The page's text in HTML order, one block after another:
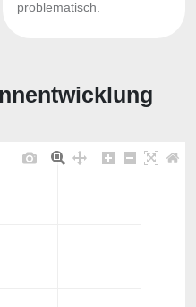
problematisch.